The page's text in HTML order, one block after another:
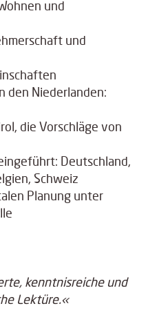
und
und
den Niederlanden:
die Vorschläge von
Deutschland,
Schweiz
Planung unter
kenntnisreiche und
Lektüre.«